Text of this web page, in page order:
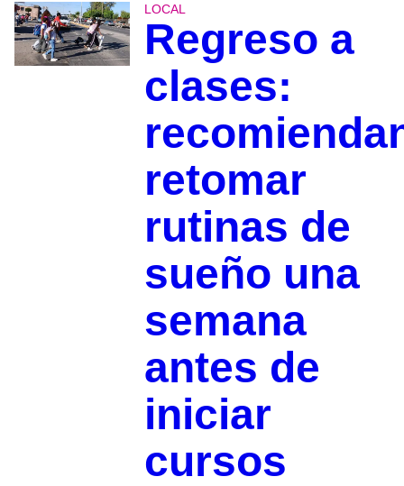
LOCAL
Regreso a
clases:
retomar
rutinas de
sueño una
semana
antes de
iniciar
cursos